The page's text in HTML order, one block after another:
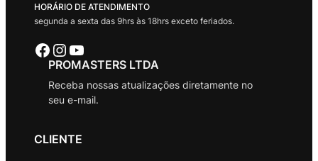
HORÁRIO DE ATENDIMENTO
segunda a sexta das 9hrs às 18hrs exceto feriados.
Facebook Instagram Youtube
PROMASTERS LTDA
Receba nossas atualizações diretamente no
seu e-mail.
CLIENTE